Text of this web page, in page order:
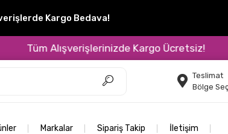
Kargo Bedava!
Tüm Alışverişlerinizde Kargo Ücretsiz!
Teslimat
Bölge
Markalar Sipariş Takip İletişim